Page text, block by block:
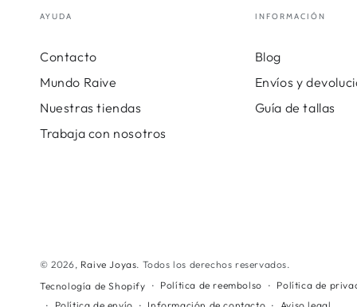
AYUDA
Contacto
Mundo Raive
Nuestras tiendas
Trabaja con nosotros
INFORMACIÓN
Blog
Envíos y
Guía de tallas
© 2026, Raive Joyas. Todos los derechos reservados.
Tecnología de Shopify
Política de reembolso Política de